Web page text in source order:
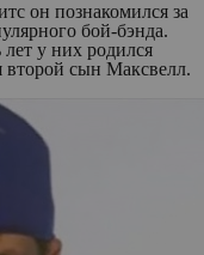
он познакомился за
бой-бэнда.
у них родился
второй сын Максвелл.